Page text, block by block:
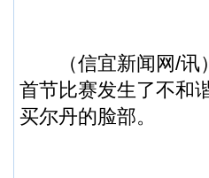
（信宜新闻 网/讯
首节比赛发生了不和
买尔丹的脸部。